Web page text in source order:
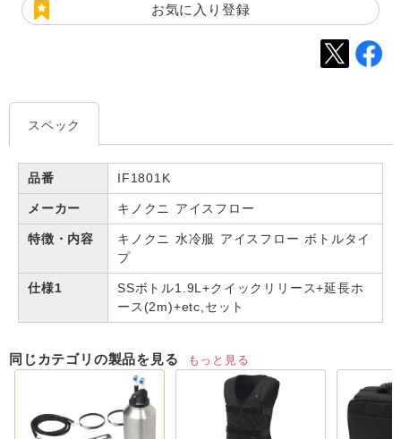
お気に入り登録
スペック
品番 IF1801K
メーカー キノクニ アイスフロー
特徴・内容
キノクニ 水冷服 アイスフロー ボトルタイ
プ
仕様1
SSボトル1.9L+クイックリリース+延長ホ
ース(2m)+etc,セット
同じカテゴリの製品を見る もっと見る